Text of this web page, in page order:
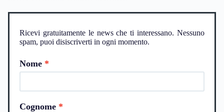
Ricevi gratuitamente le news che ti interessano. Nessuno
spam, puoi disiscriverti in ogni momento.
Nome
Cognome